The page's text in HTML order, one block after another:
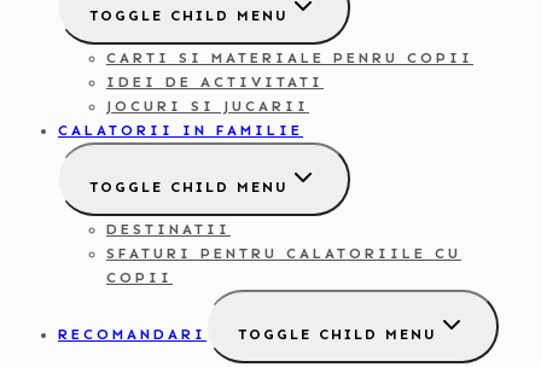
TOGGLE CHILD MENU
CARTI SI MATERIALE PENRU COPII
IDEI DE ACTIVITATI
JOCURI SI JUCARII
CALATORII IN FAMILIE
TOGGLE CHILD MENU
DESTINATII
SFATURI PENTRU CALATORIILE CU
COPII
RECOMANDARI TOGGLE CHILD MENU